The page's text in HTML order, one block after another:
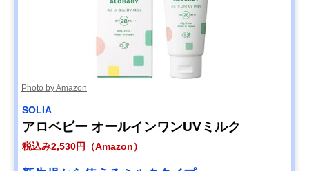
Photo by Amazon
SOLIA
アロベビー オールインワンUVミルク
税込み2,530円（Amazon）